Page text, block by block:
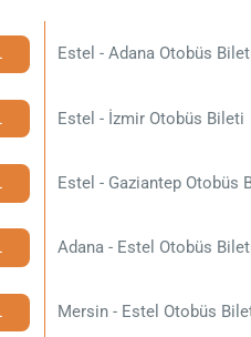
Estel - Adana Otobüs
Estel - İzmir Otobüs Bileti
Estel - Gaziantep Otobüs
Adana - Estel Otobüs
Mersin - Estel Otobüs